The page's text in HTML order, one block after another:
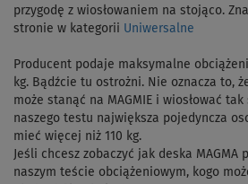
przygodę z wiosłowaniem na stojąco.
stronie w kategorii Uniwersalne
Producent podaje maksymalne
kg. Bądźcie tu ostrożni. Nie oznacza to,
może stanąć na MAGMIE i wiosłować tak
naszego testu największa pojedyncza
mieć więcej niż 110 kg.
Jeśli chcesz zobaczyć jak deska MAGMA
naszym teście obciążeniowym, kogo